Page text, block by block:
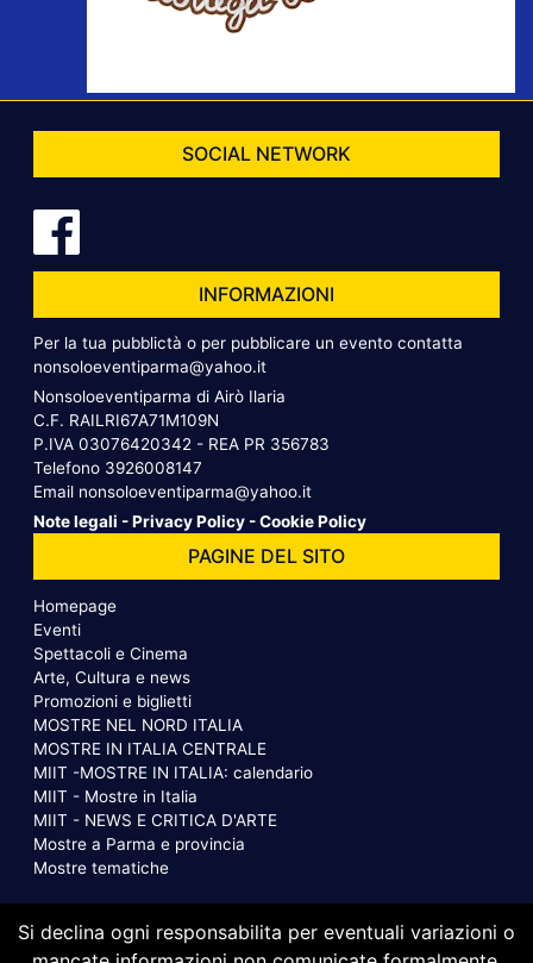
SOCIAL NETWORK
INFORMAZIONI
Per la tua pubblictà o per pubblicare un evento contatta
nonsoloeventiparma@yahoo.it
Nonsoloeventiparma di Airò Ilaria
C.F. RAILRI67A71M109N
P.IVA 03076420342 - REA PR 356783
Telefono 3926008147
Email nonsoloeventiparma@yahoo.it
Note legali -Privacy Policy -Cookie Policy
PAGINE DEL SITO
Homepage
Eventi
Spettacoli e Cinema
Arte, Cultura e news
Promozioni e biglietti
MOSTRE NEL NORD ITALIA
MOSTRE IN ITALIA CENTRALE
MIIT -MOSTRE IN ITALIA: calendario
MIIT - Mostre in Italia
MIIT - NEWS E CRITICA D'ARTE
Mostre a Parma e provincia
Mostre tematiche
Si declina ogni responsabilita per eventuali variazioni o